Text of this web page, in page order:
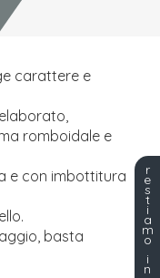
carattere e
romboidale e
e con imbottitura
basta
r
e
s
t
i
a
m
o
i
n